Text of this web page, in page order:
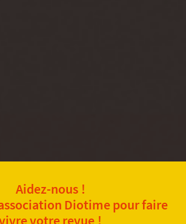
Aidez-nous !
Diotime pour faire
votre revue !